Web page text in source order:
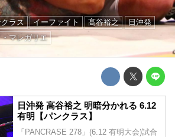
ラス イーファイト 髙谷裕之
日沖発
マレガリエ
日沖発 高谷裕之 明暗分かれる 6.12
有明【パンクラス】
「PANCRASE 278」(6.12 有明大会)試合